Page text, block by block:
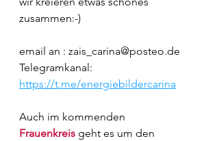
zusammen:-)
email an : zais_carina@posteo.de
Telegramkanal:
https://t.me/energiebildercarina
Auch im kommenden
Frauenkreis geht es um den